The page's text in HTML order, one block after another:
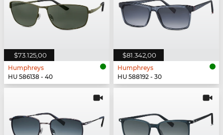
$73.125,00
Humphreys
HU 586138 - 40
$81.342,00
Humphreys
HU 588192 - 30